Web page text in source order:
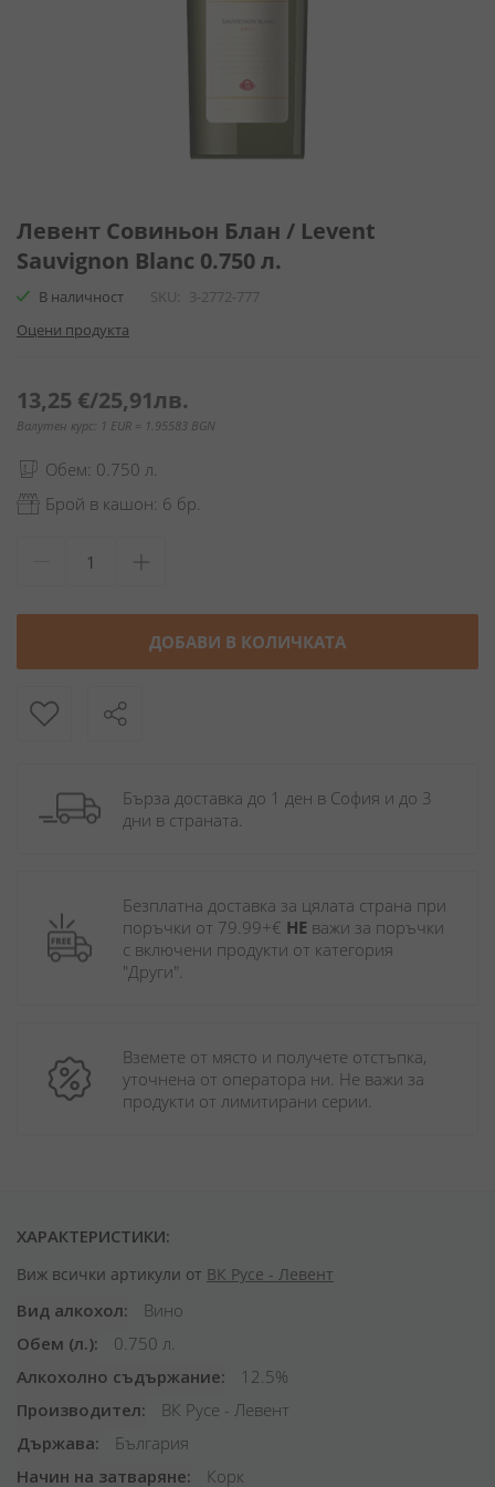
към
началото
на
галерия
снимки
Левент Совиньон Блан / Levent
Sauvignon Blanc 0.750 л.
В наличност SKU
3-2772-777
Оцени продукта
13,25 €/25,91лв.
Валутен курс: 1 EUR = 1.95583 BGN
Обем: 0.750 л.
Брой в кашон: 6 бр.
ДОБАВИ В КОЛИЧКАТА
Бърза доставка до 1 ден в София и до 3
дни в страната.
Безплатна доставка за цялата страна при
поръчки от 79.99+€ НЕ важи за поръчки
с включени продукти от категория
"Други".
Вземете от място и получете отстъпка,
уточнена от оператора ни. Не важи за
продукти от лимитирани серии.
ХАРАКТЕРИСТИКИ:
Виж всички артикули от ВК Русе - Левент
Вид алкохол
Вино
Обем (л.)
0.750 л.
Алкохолно съдържание
12.5%
Производител
ВК Русе - Левент
Държава
България
Начин на затваряне
Корк